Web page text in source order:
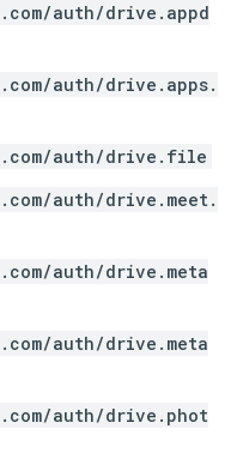
auth/drive.appd
auth/drive.apps.
auth/drive.file
auth/drive.meet.
auth/drive.meta
auth/drive.meta
auth/drive.phot